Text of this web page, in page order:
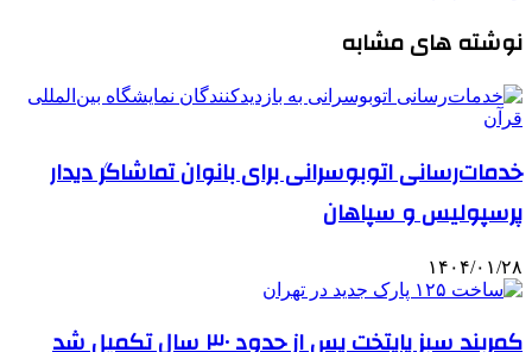
نوشته های مشابه
خدمات‌رسانی اتوبوسرانی برای بانوان تماشاگر دیدار
پرسپولیس و سپاهان
۱۴۰۴/۰۱/۲۸
کمربند سبز پایتخت پس از حدود ۳۰ سال تکمیل شد